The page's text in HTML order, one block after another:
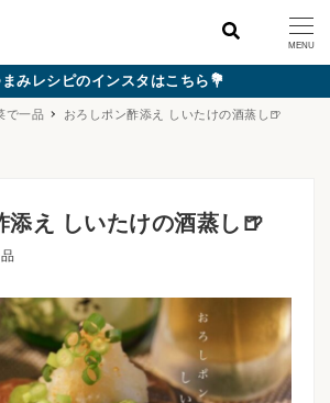
MENU
みレシピのインスタはこちら💐
で一品 おろしポン酢添え しいたけの酒蒸し🍺
添え しいたけの酒蒸し🍺